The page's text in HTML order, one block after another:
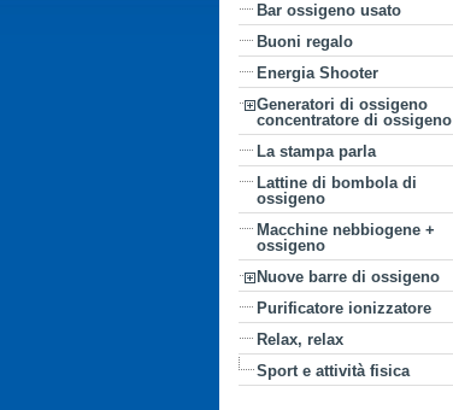
Bar ossigeno usato
Buoni regalo
Energia Shooter
Generatori di ossigeno
concentratore di ossigeno
La stampa parla
Lattine di bombola di
ossigeno
Macchine nebbiogene +
ossigeno
Nuove barre di ossigeno
Purificatore ionizzatore
Relax, relax
Sport e attività fisica